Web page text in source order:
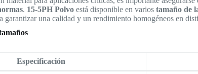
. 15-5PH Polvo está disponible en variostamaño de
garantizar una calidad y un rendimiento homogéneos en
Especificación